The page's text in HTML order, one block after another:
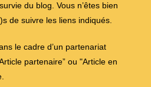
du blog. Vous n’êtes bien
de suivre les liens indiqués.
le cadre d’un partenariat
partenaire” ou "Article en